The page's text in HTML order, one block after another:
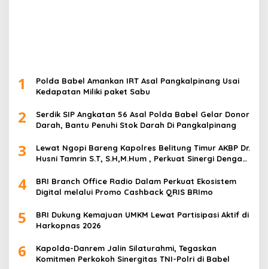
1
Polda Babel Amankan IRT Asal Pangkalpinang Usai
Kedapatan Miliki paket Sabu
2
Serdik SIP Angkatan 56 Asal Polda Babel Gelar Donor
Darah, Bantu Penuhi Stok Darah Di Pangkalpinang
3
Lewat Ngopi Bareng Kapolres Belitung Timur AKBP Dr.
Husni Tamrin S.T, S.H,M.Hum , Perkuat Sinergi Dengan
4
BRI Branch Office Radio Dalam Perkuat Ekosistem
Digital melalui Promo Cashback QRIS BRImo
5
BRI Dukung Kemajuan UMKM Lewat Partisipasi Aktif di
Harkopnas 2026
6
Kapolda-Danrem Jalin Silaturahmi, Tegaskan
Komitmen Perkokoh Sinergitas TNI-Polri di Babel